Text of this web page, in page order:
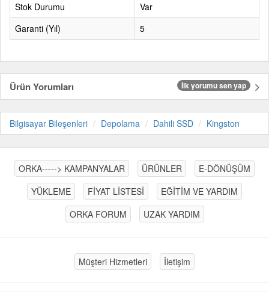
Stok Durumu
Var
Garanti (Yıl)
5
Ürün Yorumları İlk yorumu sen yap
Bilgisayar Bileşenleri Depolama Dahili SSD Kingston
ORKA-----> KAMPANYALAR ÜRÜNLER
E-DÖNÜŞÜM
YÜKLEME
FİYAT LİSTESİ
EĞİTİM VE YARDIM
ORKA FORUM
UZAK YARDIM
Müşteri Hizmetleri İletişim